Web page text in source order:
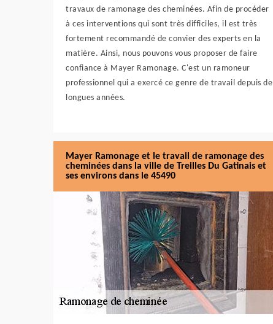
travaux de ramonage des cheminées. Afin de procéder
à ces interventions qui sont très difficiles, il est très
fortement recommandé de convier des experts en la
matière. Ainsi, nous pouvons vous proposer de faire
confiance à Mayer Ramonage. C'est un ramoneur
professionnel qui a exercé ce genre de travail depuis de
longues années.
Mayer Ramonage et le travail de ramonage des
cheminées dans la ville de Treilles Du Gatinais et
ses environs dans le 45490